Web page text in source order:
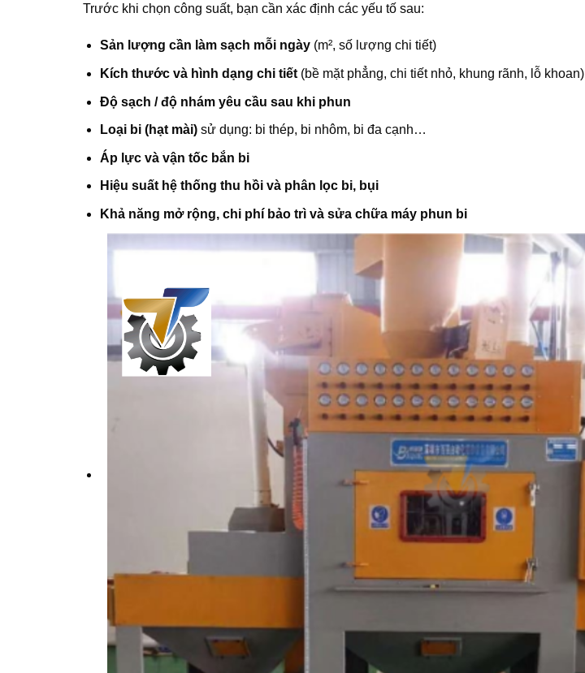
Trước khi chọn công suất, bạn cần xác định các yếu tố sau:
Sản lượng cần làm sạch mỗi ngày(m², số lượng chi tiết)
Kích thước và hình dạng chi tiết(bề mặt phẳng, chi tiết nhỏ, khung rãnh, lỗ khoan)
Độ sạch / độ nhám yêu cầu sau khi phun
Loại bi (hạt mài)sử dụng: bi thép, bi nhôm, bi đa cạnh…
Áp lực và vận tốc bắn bi
Hiệu suất hệ thống thu hồi và phân lọc bi, bụi
Khả năng mở rộng, chi phí bảo trì và sửa chữa máy phun bi